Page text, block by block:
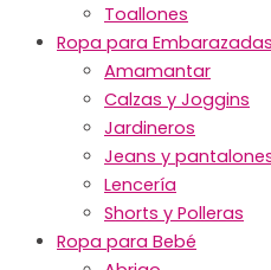
Toallones
Ropa para Embarazadas
Amamantar
Calzas y Joggins
Jardineros
Jeans y
Lencería
Shorts y Polleras
Ropa para Bebé